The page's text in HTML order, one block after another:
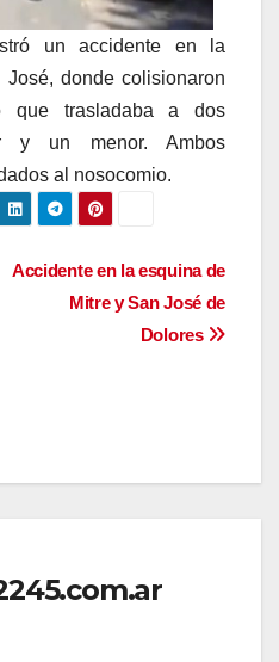
un accidente en la
donde colisionaron
trasladaba a dos
y un menor. Ambos
al nosocomio.
Accidente en la esquina de
Mitre y San José de
Dolores